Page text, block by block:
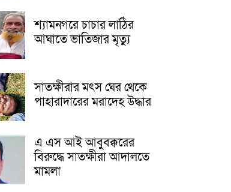
শ্যামনগরে চাচার লাঠির
আঘাতে ভাতিজার মৃত্যু
সাতক্ষীরার মৎস ঘের থেকে
পাহারাদারের মরাদেহ উদ্ধার
এ এস আই আবুবক্করের
বিরুদ্ধে সাতক্ষীরা আদালতে
মামলা